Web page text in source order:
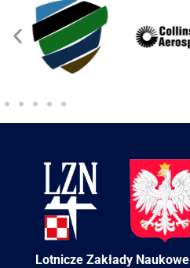
Lotnicze Zakłady Naukowe